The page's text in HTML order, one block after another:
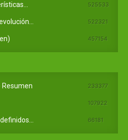
525533
522321
457154
Resumen 233377
107922
66181